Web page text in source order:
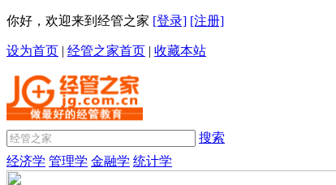
你好，欢迎来到经管之家 [登录] [注册]
设为首页 | 经管之家首页 | 收藏本站
搜索
经济学 管理学 金融学 统计学